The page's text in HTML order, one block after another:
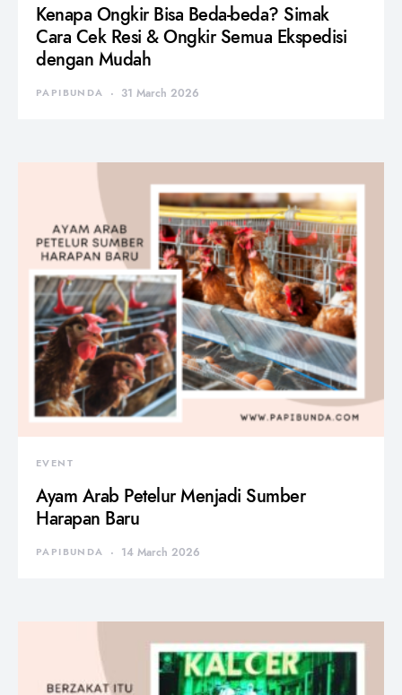
Kenapa Ongkir Bisa Beda-beda? Simak
Cara Cek Resi & Ongkir Semua Ekspedisi
dengan Mudah
PAPIBUNDA 31 March 2026
EVENT
Ayam Arab Petelur Menjadi Sumber
Harapan Baru
PAPIBUNDA 14 March 2026